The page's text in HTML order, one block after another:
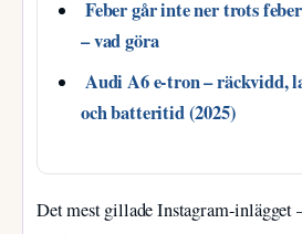
Feber går inte ner trots
– vad göra
Audi A6 e-tron – räckvidd,
och batteritid (2025)
Det mest gillade Instagram-